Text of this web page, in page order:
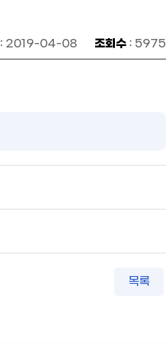
: 2019-04-08 조회수 : 5975
목록